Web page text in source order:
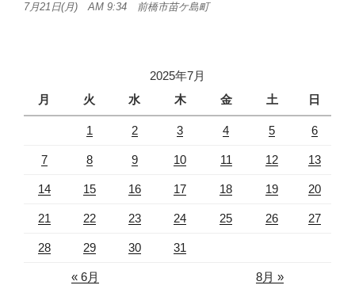
7月21日(月) AM 9:34 前橋市苗ケ島町
2025年7月
月
火 水 木 金 土 日
1 2 3 4 5 6
7 8 9 10 11 12 13
14 15 16 17 18 19 20
21 22 23 24 25 26 27
28 29 30 31
« 6月 8月 »